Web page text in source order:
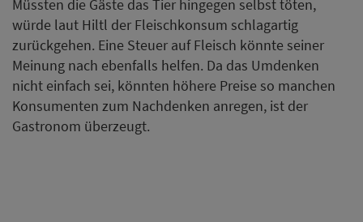
Müssten die Gäste das Tier hingegen selbst töten,
würde laut Hiltl der Fleischkonsum schlagartig
zurückgehen. Eine Steuer auf Fleisch könnte seiner
Meinung nach ebenfalls helfen. Da das Umdenken
nicht einfach sei, könnten höhere Preise so manchen
Konsumenten zum Nachdenken anregen, ist der
Gastronom überzeugt.